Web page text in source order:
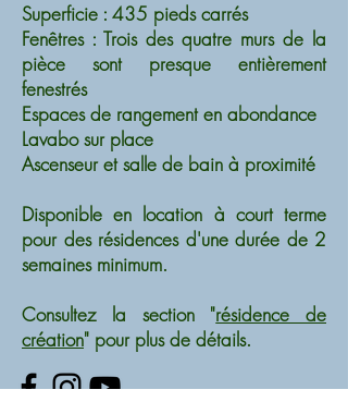
Superficie : 435 pieds carrés
Fenêtres : Trois des quatre murs de la
pièce sont presque entièrement
fenestrés
Espaces de rangement en abondance
Lavabo sur place
Ascenseur et salle de bain à proximité
Disponible en location à court terme
pour des résidences d'une durée de 2
semaines minimum.
Consultez la section "résidence de
création" pour plus de détails.